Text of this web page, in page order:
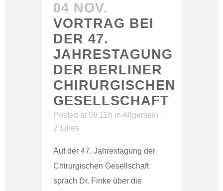
04 NOV.
VORTRAG BEI
DER 47.
JAHRESTAGUNG
DER BERLINER
CHIRURGISCHEN
GESELLSCHAFT
Posted at 09:11h in Allgemein
2
Likes
Auf der 47. Jahrestagung der
Chirurgischen Gesellschaft
sprach Dr. Finke über die